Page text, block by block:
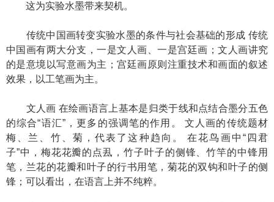
这为实验水墨带来契机。
传统中国画转变实验水墨的条件与社会基础的形成 传统
中国画有两大分支，一是文人画、一是宫廷画；文人画讲究
的是意境以写意画为主；宫廷画原则注重技术和画面的叙述
效果，以工笔画为主。
文人画 在绘画语言上基本是归类于线和点结合墨分五色
的综合“语汇”，更多的强调笔的作用。 文人画的传统题材
梅、兰、竹、菊，代表了这种趋向。 在花鸟画中“四君
子”中，梅花花瓣的点厾，竹子叶子的侧锋、竹竿的中锋用
笔，兰花的花瓣和叶子的行书用笔，菊花的双钩和叶子的侧
锋；可以看出，在语言上并不纯粹。